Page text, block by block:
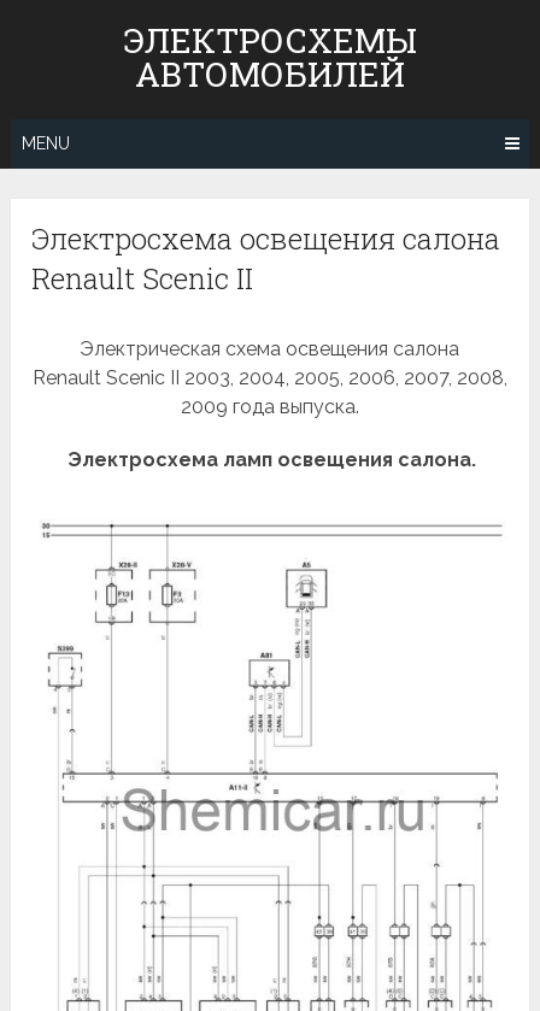
ЭЛЕКТРОСХЕМЫ
АВТОМОБИЛЕЙ
MENU
Электросхема освещения салона
Renault Scenic II
Электрическая схема освещения салона
Renault Scenic II 2003, 2004, 2005, 2006, 2007, 2008,
2009 года выпуска.
Электросхема ламп освещения салона.